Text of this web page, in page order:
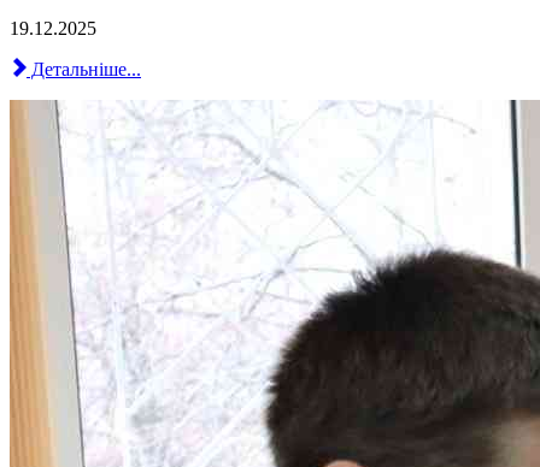
19.12.2025
Детальніше...